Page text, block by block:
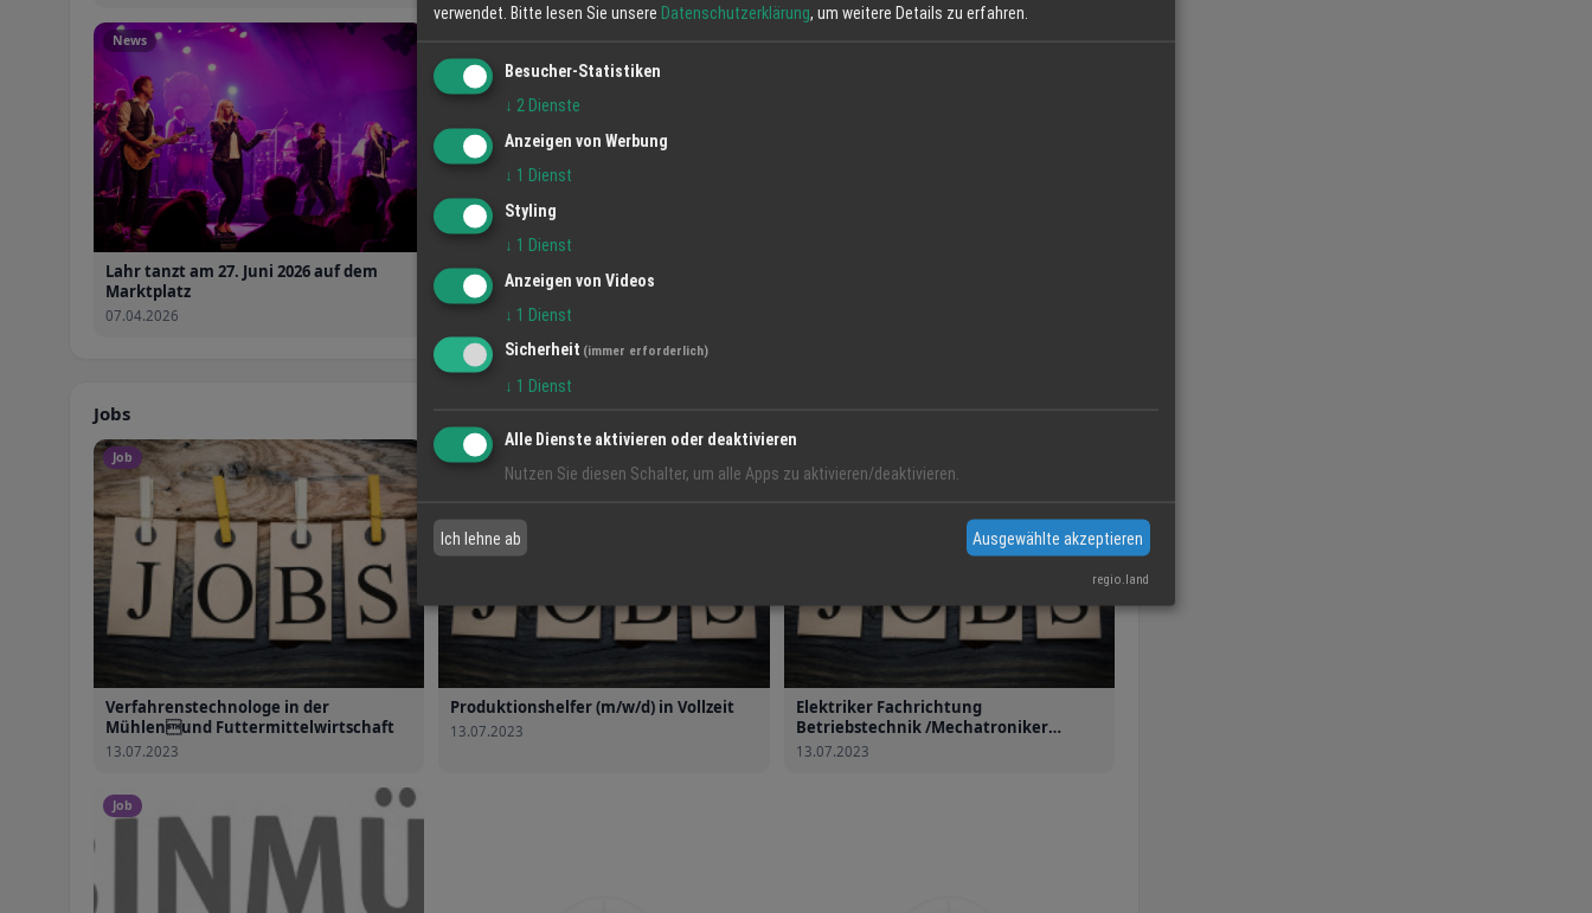
News
Lahr tanzt am 27. Juni 2026 auf dem
Marktplatz
07.04.2026
Jobs
Job
Verfahrenstechnologe in der
Mühlenund Futtermittelwirtschaft
13.07.2023
Job
Produktionshelfer (m/w/d) in Vollzeit
13.07.2023
Elektriker Fachrichtung
Betriebstechnik /Mechatroniker
(m/w/d)
13.07.2023
Job
verwendet. Bitte lesen Sie unsere Datenschutzerklärung, um weitere Details zu erfahren.
Besucher-Statistiken
↓ 2 Dienste
Anzeigen von Werbung
↓ 1 Dienst
Styling
↓ 1 Dienst
Anzeigen von Videos
↓ 1 Dienst
Sicherheit (immer erforderlich)
↓ 1 Dienst
Alle Dienste aktivieren oder deaktivieren
Nutzen Sie diesen Schalter, um alle Apps zu aktivieren/deaktivieren.
Ich lehne ab Ausgewählte akzeptieren
regio.land